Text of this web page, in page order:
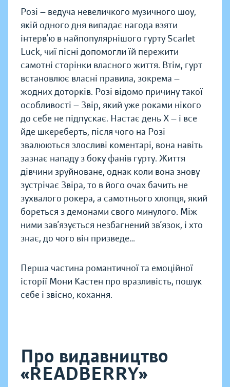
Розі — ведуча невеличкого музичного шоу,
якій одного дня випадає нагода взяти
інтерв’ю в найпопулярнішого гурту Scarlet
Luck, чиї пісні допомогли їй пережити
самотні сторінки власного життя. Втім, гурт
встановлює власні правила, зокрема —
жодних доторків. Розі відомо причину такої
особливості — Звір, який уже роками нікого
до себе не підпускає. Настає день X — і все
йде шкереберть, після чого на Розі
звалюються злосливі коментарі, вона навіть
зазнає нападу з боку фанів гурту. Життя
дівчини зруйноване, однак коли вона знову
зустрічає Звіра, то в його очах бачить не
зухвалого рокера, а самотнього хлопця, який
бореться з демонами свого минулого. Між
ними зав’язується незбагнений зв’язок, і хто
знає, до чого він призведе…
Перша частина романтичної та емоційної
історії Мони Кастен про вразливість, пошук
себе і звісно, кохання.
Про видавництво
«READBERRY»